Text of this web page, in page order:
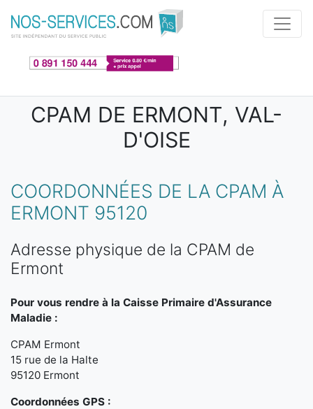
Aller au contenu principal
CPAM DE ERMONT, VAL-
D'OISE
COORDONNÉES DE LA CPAM À
ERMONT 95120
Adresse physique de la CPAM de
Ermont
Pour vous rendre à la Caisse Primaire d'Assurance
Maladie :
CPAM Ermont
15 rue de la Halte
95120 Ermont
Coordonnées GPS :